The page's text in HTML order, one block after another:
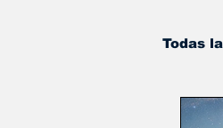
Todas